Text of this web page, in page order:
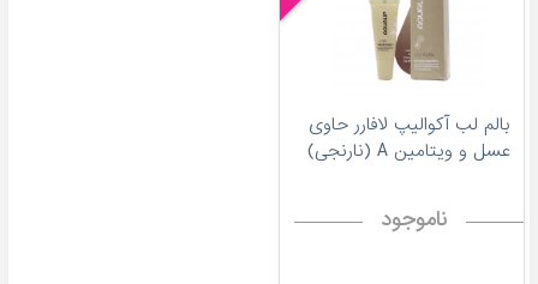
بالم لب آکوالیپ لافارر حاوی
عسل و ویتامین A (نارنجی)
ناموجود